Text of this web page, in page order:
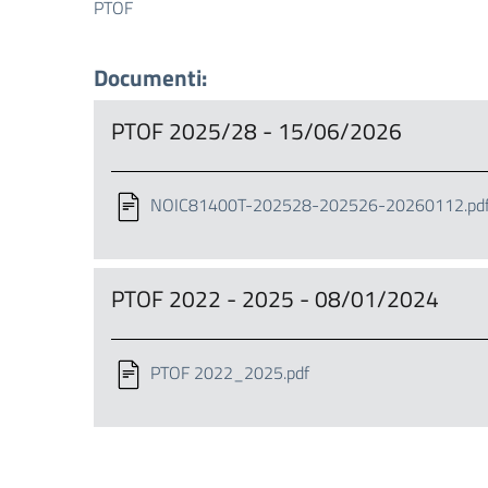
PTOF
Documenti:
PTOF 2025/28 - 15/06/2026
NOIC81400T-202528-202526-
PTOF 2022 - 2025 - 08/01/2024
PTOF 2022_2025.pdf